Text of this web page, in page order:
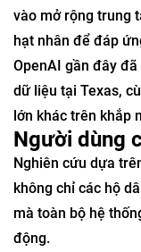
vào mở rộng trung
hạt nhân để đáp
OpenAI gần đây
dữ liệu tại Texas,
lớn khác trên khắp
Người dùng
Nghiên cứu dựa
không chỉ các hộ
mà toàn bộ hệ
động.